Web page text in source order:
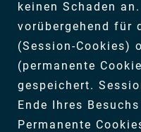
keinen Schaden
vorübergehend für
(Session-Cookies)
(permanente
gespeichert.
Ende Ihres
Permanente